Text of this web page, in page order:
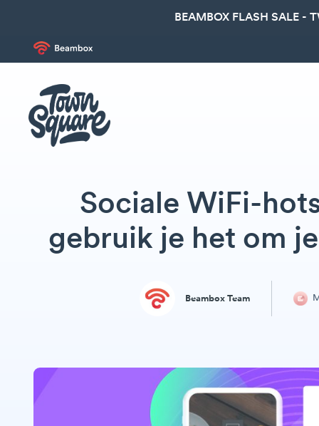
BEAMBOX FLASH SALE -
Sociale WiFi-
gebruik je het om
Beambox Team